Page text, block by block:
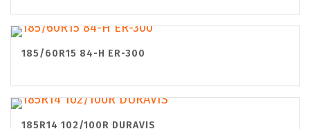
185/60R15 84-H ER-300
185R14 102/100R DURAVIS